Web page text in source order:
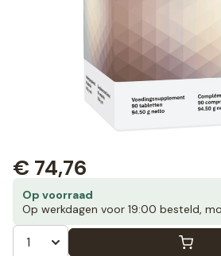
Op voorraad
Op werkdagen voor 19:00 besteld,
€ 74,76